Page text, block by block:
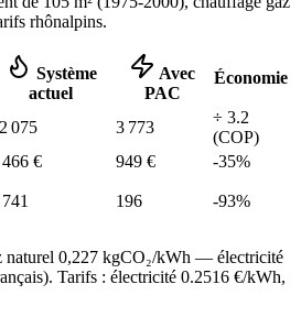
rhônalpins.
Système
actuel
Avec
PAC
Économie
075 3 773
÷ 3.2
(COP)
466 € 949 € -35%
196 -93%
naturel 0,227 kgCO₂/kWh — électricité
Tarifs : électricité 0.2516 €/kWh,